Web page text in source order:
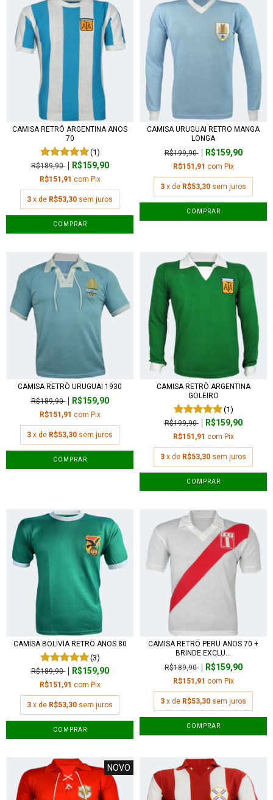
CAMISA RETRÔ ARGENTINA ANOS
70
(1)
R$189,90 R$159,90
R$151,91 com Pix
3 x de R$53,30 sem juros
COMPRAR
CAMISA URUGUAI RETRO MANGA
LONGA
R$199,90
R$159,90
R$151,91 com Pix
3 x de R$53,30 sem juros
COMPRAR
CAMISA RETRÔ URUGUAI 1930
R$189,90
R$159,90
R$151,91 com Pix
3 x de R$53,30 sem juros
COMPRAR
CAMISA RETRÔ ARGENTINA
GOLEIRO
(1)
R$199,90 R$159,90
R$151,91 com Pix
3 x de R$53,30 sem juros
COMPRAR
CAMISA BOLÍVIA RETRÔ ANOS 80
(3)
R$189,90 R$159,90
R$151,91 com Pix
3 x de R$53,30 sem juros
COMPRAR
CAMISA RETRÔ PERU ANOS 70 +
BRINDE EXCLU...
R$189,90
R$159,90
R$151,91 com Pix
3 x de R$53,30 sem juros
COMPRAR
NOVO